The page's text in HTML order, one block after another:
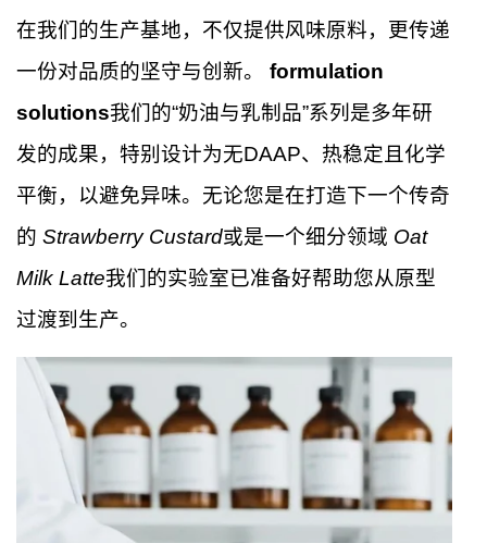
在我们的生产基地，不仅提供风味原料，更传递
一份对品质的坚守与创新。 formulation
solutions我们的“奶油与乳制品”系列是多年研
发的成果，特别设计为无DAAP、热稳定且化学
平衡，以避免异味。无论您是在打造下一个传奇
的 Strawberry Custard或是一个细分领域 Oat
Milk Latte我们的实验室已准备好帮助您从原型
过渡到生产。